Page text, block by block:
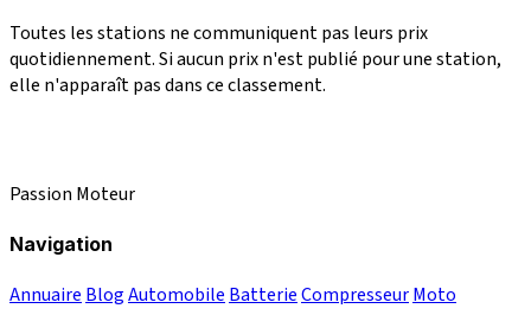
Toutes les stations ne communiquent pas leurs prix
quotidiennement. Si aucun prix n'est publié pour une station,
elle n'apparaît pas dans ce classement.
Passion Moteur
Navigation
Annuaire BlogAutomobile BatterieCompresseurMoto